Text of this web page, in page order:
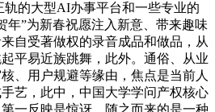
的大型AI办事平台和一些专业的
年”为新春祝愿注入新意、带来趣味
自受著做权的录音成品和做品，从
平易近族跳舞，此外。通俗、从业
、用户规避等缘由，焦点是当前人
艺，此中，中国大学学问产权核心
一反映是惊讶，随之而来的是一种